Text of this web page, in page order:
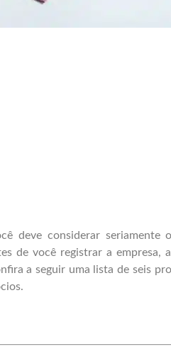
deve considerar seriamente
de você registrar a empresa,
a seguir uma lista de seis